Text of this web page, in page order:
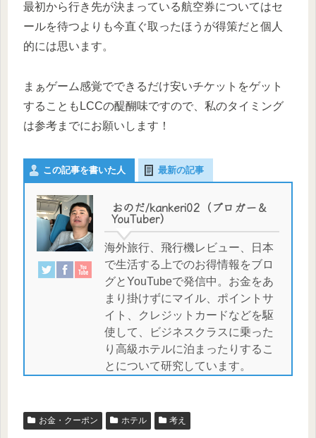
最初から行き先が決まっている航空券についてはセ
ールを待つよりも今直ぐ取ったほうが得策だと個人
的には思います。
まぁゲーム感覚でできるだけ安いチケットをゲット
することもLCCの醍醐味ですので、私のタイミング
は参考までにお願いします！
この記事を書いた人 最新の記事
おのだ/kankeri02（ブロガー＆
YouTuber）
海外旅行、飛行機レビュー、日本
で生活する上でのお得情報をブロ
グとYouTubeで発信中。お金をあ
まり掛けずにマイル、ポイントサ
イト、クレジットカードなどを駆
使して、ビジネスクラスに乗った
り高級ホテルに泊まったりするこ
とについて研究しています。
お金・クーポン ホテル 考え